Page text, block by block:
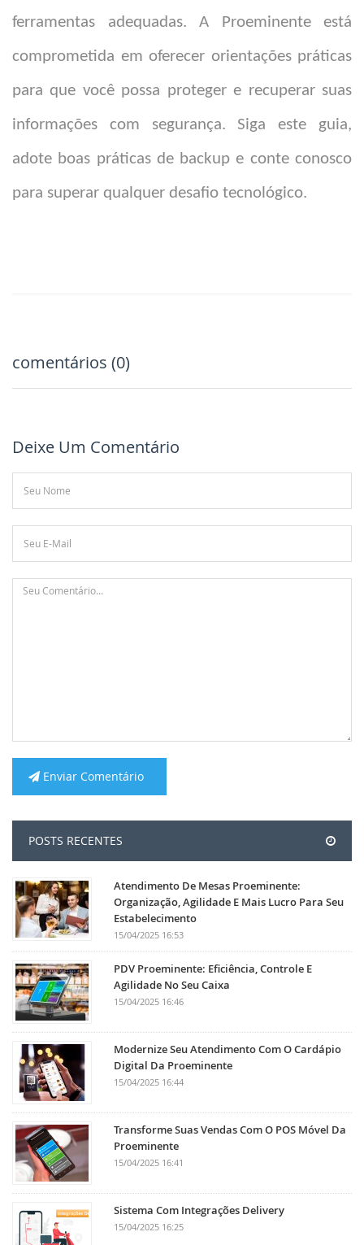
ferramentas adequadas. A Proeminente está
comprometida em oferecer orientações práticas
para que você possa proteger e recuperar suas
informações com segurança. Siga este guia,
adote boas práticas de backup e conte conosco
para superar qualquer desafio tecnológico.
comentários (0)
Deixe Um Comentário
POSTS RECENTES
Atendimento De Mesas Proeminente:
Organização, Agilidade E Mais Lucro Para Seu
Estabelecimento
15/04/2025 16:53
PDV Proeminente: Eficiência, Controle E
Agilidade No Seu Caixa
15/04/2025 16:46
Modernize Seu Atendimento Com O Cardápio
Digital Da Proeminente
15/04/2025 16:44
Transforme Suas Vendas Com O POS Móvel Da
Proeminente
15/04/2025 16:41
Sistema Com Integrações Delivery
15/04/2025 16:25